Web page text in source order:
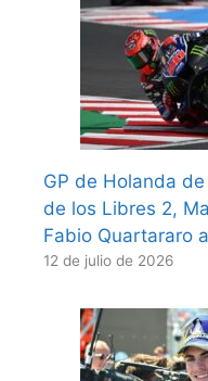
GP de Holanda
de los Libres 2,
Fabio Quartararo
12 de julio de 2026